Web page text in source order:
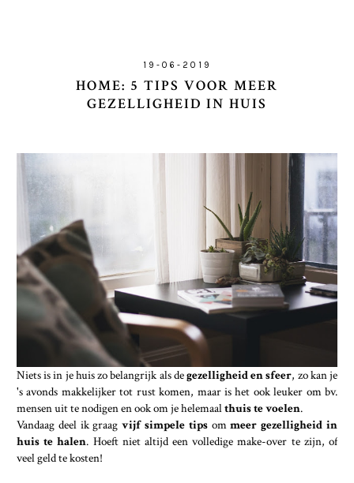
19-06-2019
HOME: 5 TIPS VOOR MEER
GEZELLIGHEID IN HUIS
Niets is in je huis zo belangrijk als degezelligheid en sfeer, zo kan je
's avonds makkelijker tot rust komen, maar is het ook leuker om bv.
mensen uit te nodigen en ook om je helemaalthuis te voelen.
Vandaag deel ik graagvijf simpele tipsommeer gezelligheid in
huis te halen. Hoeft niet altijd een volledige make-over te zijn, of
veel geld te kosten!